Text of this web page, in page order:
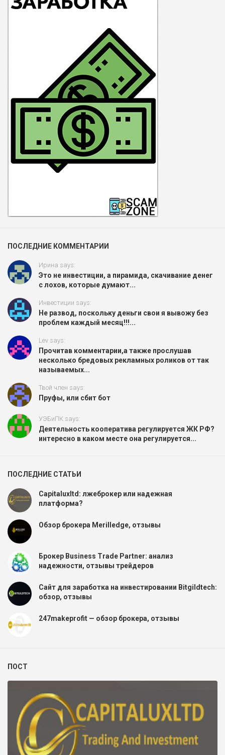
ПОСЛЕДНИЕ КОММЕНТАРИИ
Ирина says:
Это не инвестиции, а пирамида, скачивание денег
с лохов, которые думают...
Инвестиции says:
Не развод, поскольку деньги свои я вывожу без
проблем каждый месяц!!!...
Lev says:
Прочитав комментарии,а также прослушав
несколько бредовых рекламных роликов от так
называемых...
Твой член says:
Пруфы, или сбит бот
УЭБиПК says:
Деятельность кооператива регулируется ЖК РФ?
интересно в каком месте она регулируется...
ПОСЛЕДНИЕ СТАТЬИ
Capitaluxltd: лжеброкер или надежная
платформа?
Обзор брокера Merilledge, отзывы
Брокер Business Trade Partner: анализ
надежности, отзывы трейдеров
Сайт для заработка на инвестировании Bitgildtech:
обзор, отзывы
247makeprofit — обзор брокера, отзывы
ПОСТ